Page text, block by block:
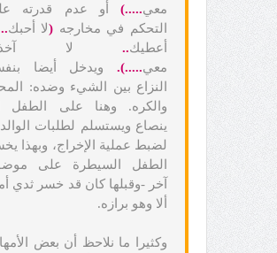
معي.....) أو عدم قدرته
التحكم في مخارجه (لا أحبك..
أعطيك.. لا
معي.....). ويدخل أيضا
النزاع بين الشيء وضده:
والكره. وهنا على الطفل
ينصاع ويستسلم لطلبات
لضبط عملية الإخراج، وبهذا
الطفل السيطرة على
آخر -وقبلها كان قد خسر ثدي
ألا وهو برازه.
وكثيرا ما نلاحظ أن بعض